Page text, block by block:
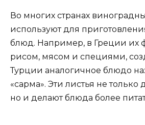
Во многих странах
используют для
блюд. Например, в Греции их
рисом, мясом и специями,
Турции аналогичное блюдо
«сарма». Эти листья не только
но и делают блюда более